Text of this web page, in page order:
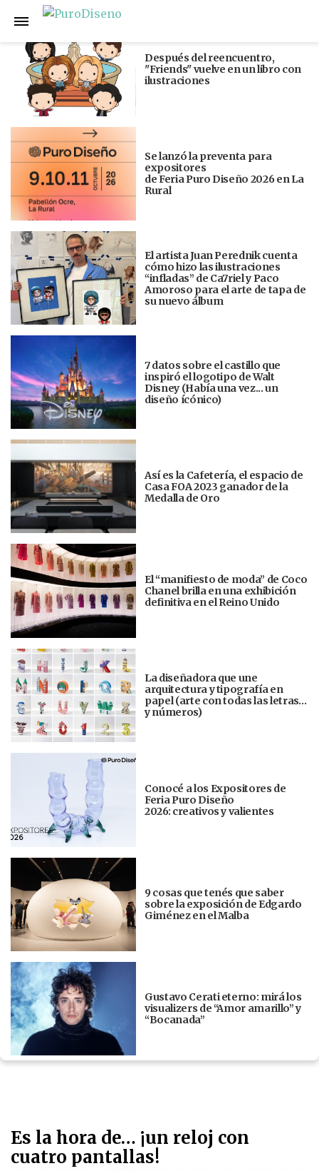
Anterior
Después del reencuentro,
"Friends" vuelve en un libro con
ilustraciones
Se lanzó la preventa para
expositores
de Feria Puro Diseño 2026 en La
Rural
El artista Juan Perednik cuenta
cómo hizo las ilustraciones
“infladas” de Ca7riel y Paco
Amoroso para el arte de tapa de
su nuevo álbum
7 datos sobre el castillo que
inspiró el logotipo de Walt
Disney (Había una vez... un
diseño ícónico)
Así es la Cafetería, el espacio de
Casa FOA 2023 ganador de la
Medalla de Oro
El “manifiesto de moda” de Coco
Chanel brilla en una exhibición
definitiva en el Reino Unido
La diseñadora que une
arquitectura y tipografía en
papel (arte con todas las letras…
y números)
Conocé a los Expositores de
Feria Puro Diseño
2026: creativos y valientes
9 cosas que tenés que saber
sobre la exposición de Edgardo
Giménez en el Malba
Gustavo Cerati eterno: mirá los
visualizers de “Amor amarillo” y
“Bocanada”
Siguiente
Es la hora de… ¡un reloj con
cuatro pantallas!